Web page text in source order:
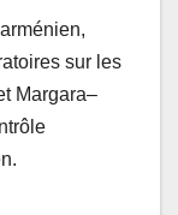
sur les
Margara–